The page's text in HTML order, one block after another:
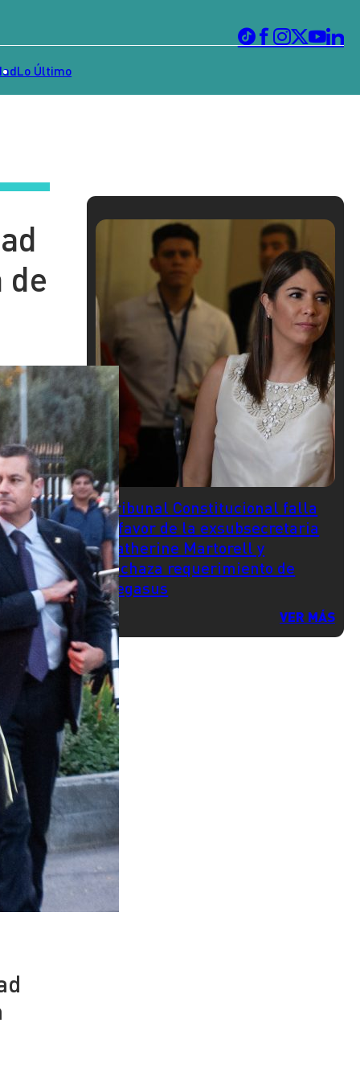
Lo Último
de
Tribunal Constitucional falla
a favor de la exsubsecretaria
Katherine Martorell y
rechaza requerimiento de
Pegasus
VER MÁS